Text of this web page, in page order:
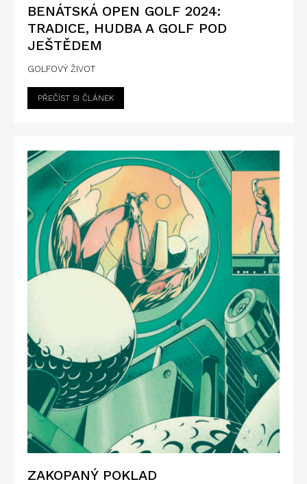
BENÁTSKÁ OPEN GOLF 2024:
TRADICE, HUDBA A GOLF POD
JEŠTĚDEM
GOLFOVÝ ŽIVOT
PŘEČÍST SI ČLÁNEK
ZAKOPANÝ POKLAD